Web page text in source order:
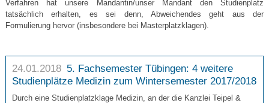
Verfahren hat unsere Mandantin/unser Mandant den Studienplatz
tatsächlich erhalten, es sei denn, Abweichendes geht aus der
Formulierung hervor (insbesondere bei Masterplatzklagen).
24.01.2018 5. Fachsemester Tübingen: 4 weitere
Studienplätze Medizin zum Wintersemester 2017/2018
Durch eine Studienplatzklage Medizin, an der die Kanzlei Teipel &